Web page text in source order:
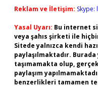
Reklam ve İletişim: Skype:
Yasal Uyarı: Bu internet
veya şahıs şirketi ile
Sitede yalnızca kendi
paylaşılmaktadır.
taşımamakta olup,
paylaşım
benzerlikleri tamamen